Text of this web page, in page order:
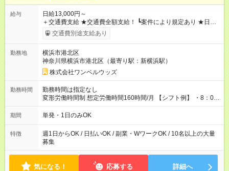
給与
日給13,000円～
＋交通費支給 ★交通費全額支給！ ┗案件により規定あり ★日払
いOK！（規定あり） ┗働いたその日に現金GET♪ お仕事後はコ
ンビニATMから 日払い分を引き落とせます！ 【試用期間】試
交通費別途支給あり
勤務地
横浜市港北区
神奈川県横浜市港北区（最寄り駅：新横浜駅）
株式会社ワンベルウッズ
勤務時間
勤務時間は指定なし
変形労働時間制 想定労働時間160時間/月 【シフト例】 ・8：00
～21：00
期間 単発・1日のみOK
特徴
週1日からOK / 日払いOK / 副業・WワークOK / 10名以上の大量
募集
気になる！ 応募する 詳細へ